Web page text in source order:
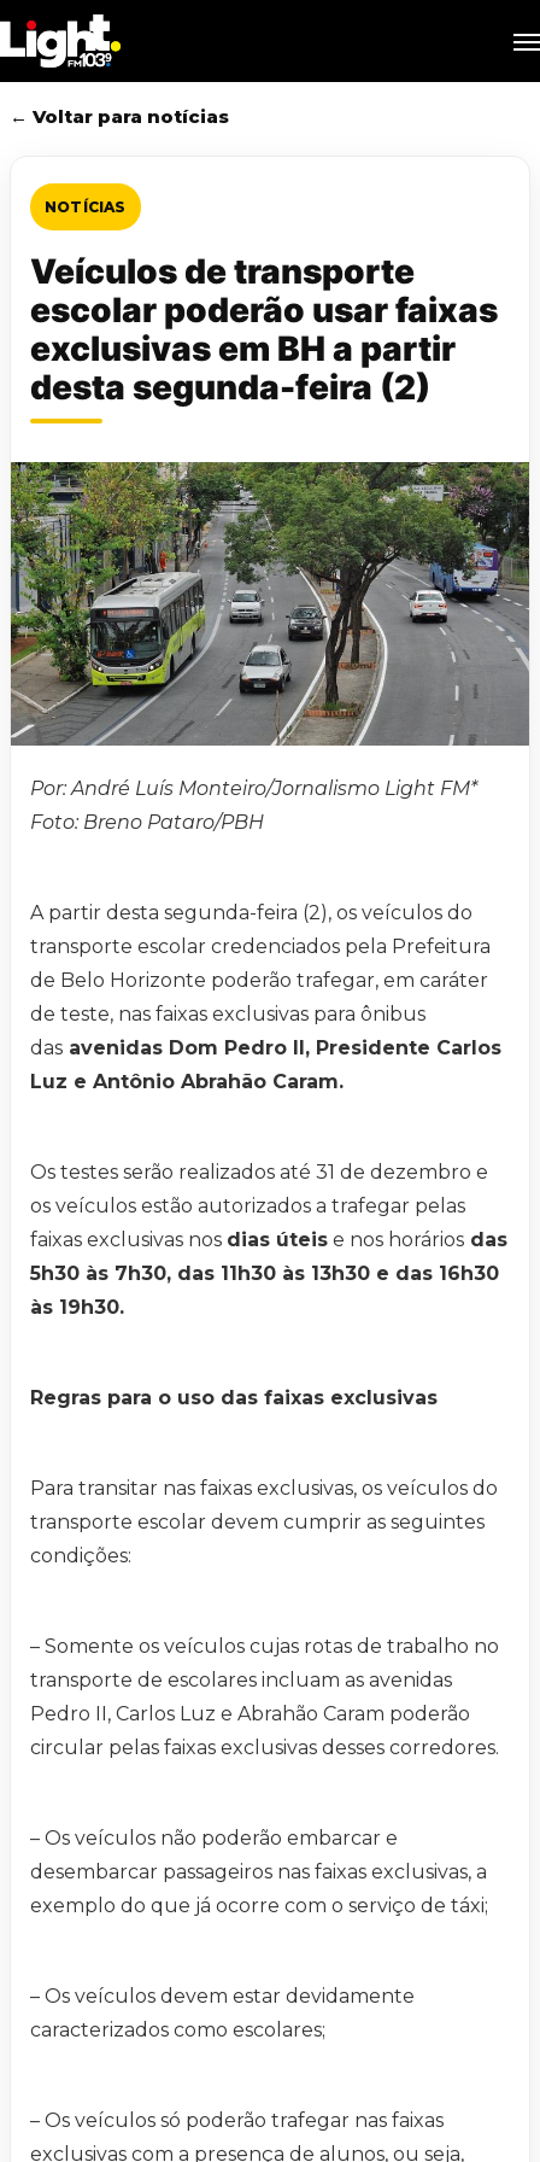
to
main
content
← Voltar para notícias
NOTÍCIAS
Veículos de transporte
escolar poderão usar faixas
exclusivas em BH a partir
desta segunda-feira (2)
Por: André Luís Monteiro/Jornalismo Light FM*
Foto: Breno Pataro/PBH
A partir desta segunda-feira (2), os veículos do
transporte escolar credenciados pela Prefeitura
de Belo Horizonte poderão trafegar, em caráter
de teste, nas faixas exclusivas para ônibus
das avenidas Dom Pedro II, Presidente Carlos
Luz e Antônio Abrahão Caram.
Os testes serão realizados até 31 de dezembro e
os veículos estão autorizados a trafegar pelas
faixas exclusivas nos dias úteis e nos horários das
5h30 às 7h30, das 11h30 às 13h30 e das 16h30
às 19h30.
Regras para o uso das faixas exclusivas
Para transitar nas faixas exclusivas, os veículos do
transporte escolar devem cumprir as seguintes
condições:
– Somente os veículos cujas rotas de trabalho no
transporte de escolares incluam as avenidas
Pedro II, Carlos Luz e Abrahão Caram poderão
circular pelas faixas exclusivas desses corredores.
– Os veículos não poderão embarcar e
desembarcar passageiros nas faixas exclusivas, a
exemplo do que já ocorre com o serviço de táxi;
– Os veículos devem estar devidamente
caracterizados como escolares;
– Os veículos só poderão trafegar nas faixas
exclusivas com a presença de alunos, ou seja,